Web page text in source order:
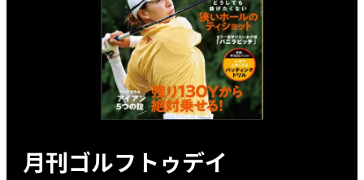
月刊ゴルフトゥデイ